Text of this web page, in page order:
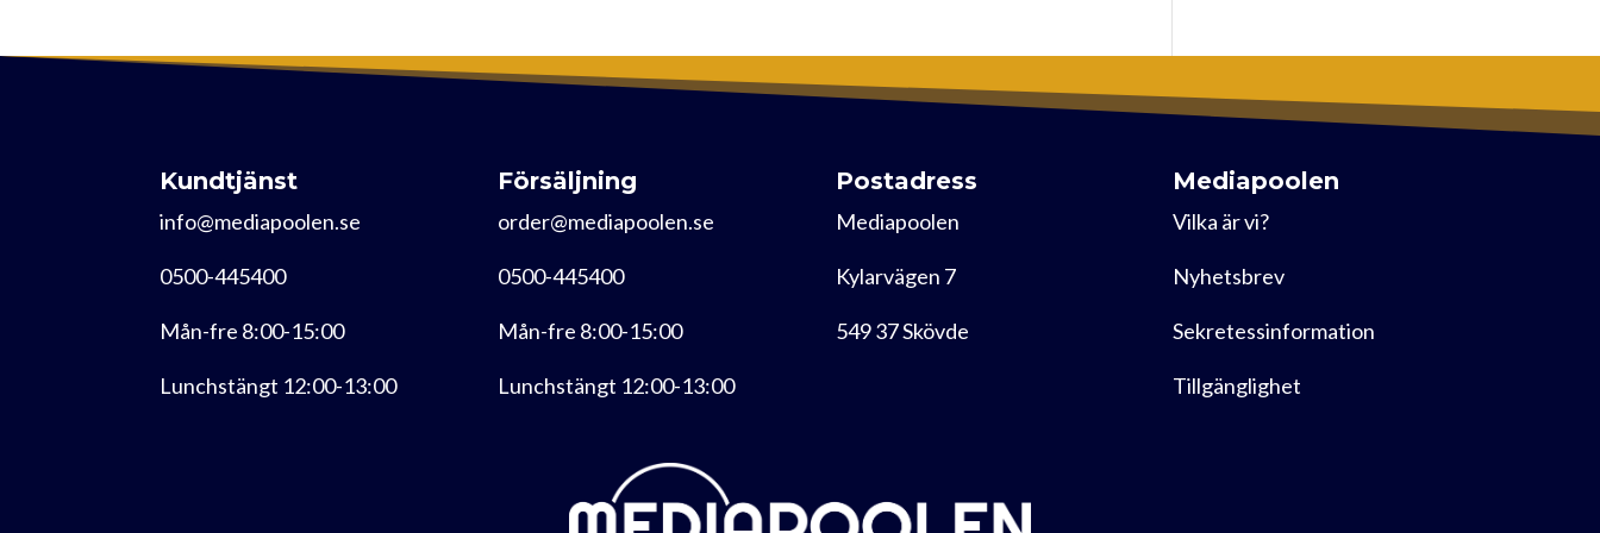
Kundtjänst
info@mediapoolen.se
0500-445400
Mån-fre 8:00-15:00
Lunchstängt 12:00-13:00
Försäljning
order@mediapoolen.se
0500-445400
Mån-fre 8:00-15:00
Lunchstängt 12:00-13:00
Postadress
Mediapoolen
Kylarvägen 7
549 37 Skövde
Mediapoolen
Vilka är vi?
Nyhetsbrev
Sekretessinformation
Tillgänglighet